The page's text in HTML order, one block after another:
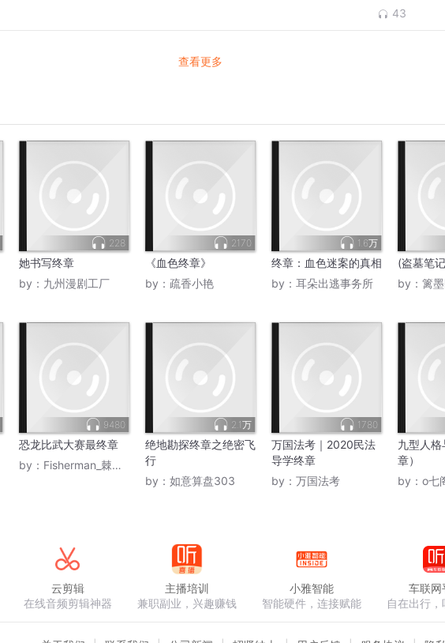
43
查看更多
228
她书写终章
by： 九州漫剧工厂
2170
《血色终章》
by： 疏香小艳
1.6万
终章：血色迷案的真相
by： 耳朵出逃事务所
(盗墓笔
by： 篱
9480
恐龙比武大赛最终章
by： Fisherman_棘龙埃辛
2.1万
绝地勘探终章之绝密飞
行
by： 如意算盘303
1780
万国法考｜2020民法
导学终章
by： 万国法考
九型人格
章）
by： o七
云剪辑
在线音频剪辑神器
主播培训
兼职副业，兴趣赚钱
小雅智能
智能硬件，连接赋能
车联网
自在出行